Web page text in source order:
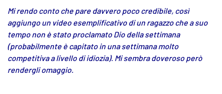
Mi rendo conto che pare davvero poco credibile, così
aggiungo un video esemplificativo di un ragazzo che a suo
tempo non è stato proclamato Dio della settimana
(probabilmente è capitato in una settimana molto
competitiva a livello di idiozia). Mi sembra doveroso però
rendergli omaggio.